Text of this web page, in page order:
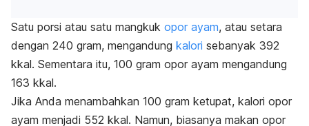
Satu porsi atau satu mangkuk opor ayam, atau setara
dengan 240 gram, mengandung kalori sebanyak 392
kkal. Sementara itu, 100 gram opor ayam mengandung
163 kkal.
Jika Anda menambahkan 100 gram ketupat, kalori opor
ayam menjadi 552 kkal. Namun, biasanya makan opor